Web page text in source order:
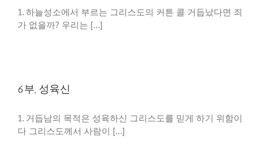
1. 하늘성소에서 부르는 그리스도의 커튼 콜 거듭났다면 죄
가 없을까? 우리는 [...]
6부, 성육신
1. 거듭남의 목적은 성육하신 그리스도를 믿게 하기 위함이
다 그리스도께서 사람이 [...]